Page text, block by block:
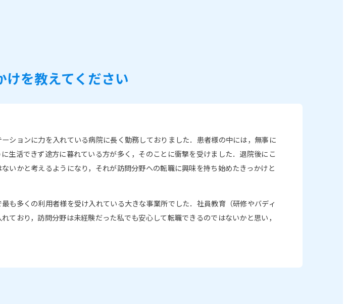
けを教えてください
ションに力を入れている病院に長く勤務しておりました．患者様の中には，無事に
生活できず途方に暮れている方が多く，そのことに衝撃を受けました．退院後にこ
いかと考えるようになり，それが訪問分野への転職に興味を持ち始めたきっかけと
も多くの利用者様を受け入れている大きな事業所でした．社員教育（研修やバディ
ており，訪問分野は未経験だった私でも安心して転職できるのではないかと思い，